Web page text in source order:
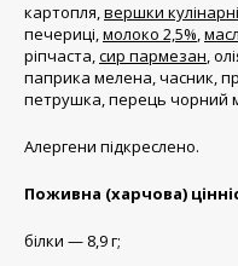
картопля,вершки
печериці,молоко 2,5%,
ріпчаста,сир пармезан,
паприка мелена, часник,
петрушка, перець чорний
Алергени підкреслено.
Поживна (харчова)
білки — 8,9 г;